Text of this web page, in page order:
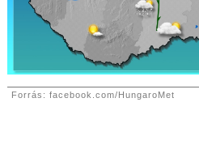
Forrás: facebook.com/HungaroMet